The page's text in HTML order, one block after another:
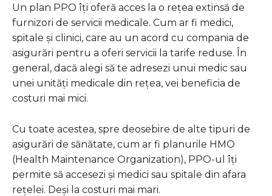
Un plan PPO îți oferă acces la o rețea extinsă de
furnizori de servicii medicale. Cum ar fi medici,
spitale și clinici, care au un acord cu compania de
asigurări pentru a oferi servicii la tarife reduse. În
general, dacă alegi să te adresezi unui medic sau
unei unități medicale din rețea, vei beneficia de
costuri mai mici.
Cu toate acestea, spre deosebire de alte tipuri de
asigurări de sănătate, cum ar fi planurile HMO
(Health Maintenance Organization), PPO-ul îți
permite să accesezi și medici sau spitale din afara
rețelei. Deși la costuri mai mari.